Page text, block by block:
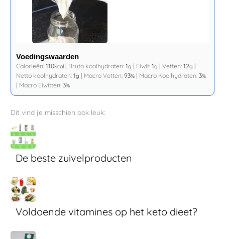
Voedingswaarden
Calorieën:110kcal | Bruto koolhydraten:1g | Eiwit:1g |Vetten:12g |
Netto koolhydraten:1g | Macro Vetten:93% | Macro Koolhydraten:3%
| Macro Eiwitten:3%
Dit vind je misschien ook leuk:
De beste zuivelproducten
Voldoende vitamines op het keto dieet?